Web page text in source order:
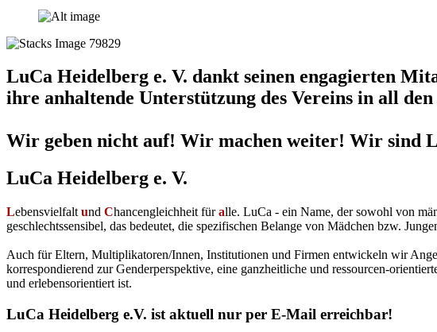
LuCa Heidelberg e. V. dankt seinen engagierten
ihre anhaltende Unterstützung des Vereins in all
Wir geben nicht auf! Wir machen weiter! Wir sind
LuCa Heidelberg e. V.
Lebensvielfalt und Chancengleichheit füralle. LuCa - ein Name, der sowohl von
geschlechtssensibel, das bedeutet, die spezifischen Belange von Mädchen bzw.
Auch für Eltern, Multiplikatoren/Innen, Institutionen und Firmen entwickeln wir
korrespondierend zur Genderperspektive, eine ganzheitliche und ressourcen-
und erlebensorientiert ist.
LuCa Heidelberg e.V. ist aktuell nur per E-Mail erreichbar!